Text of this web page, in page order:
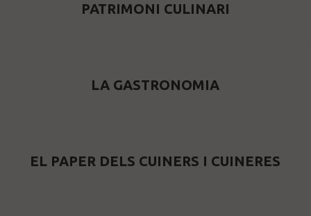
PATRIMONI CULINARI
LA GASTRONOMIA
EL PAPER DELS CUINERS I CUINERES